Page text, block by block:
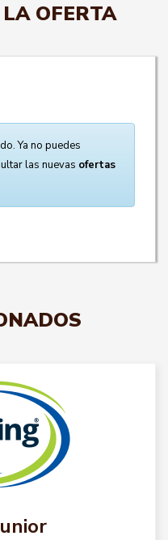
OFERTA
Ya no puedes
las nuevas ofertas